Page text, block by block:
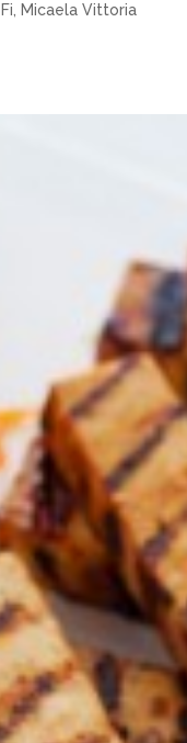
Micaela Vittoria